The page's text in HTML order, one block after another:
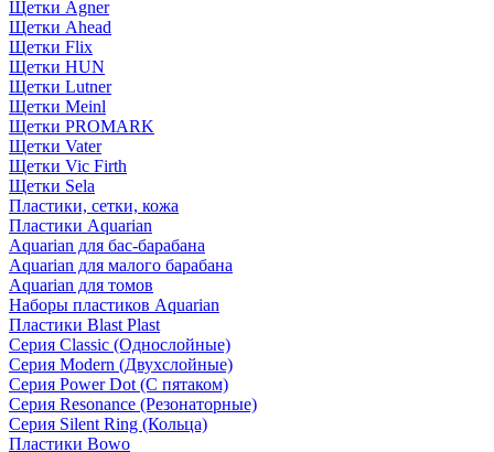
Щетки Agner
Щетки Ahead
Щетки Flix
Щетки HUN
Щетки Lutner
Щетки Meinl
Щетки PROMARK
Щетки Vater
Щетки Vic Firth
Щетки Sela
Пластики, сетки, кожа
Пластики Aquarian
Aquarian для бас-барабана
Aquarian для малого барабана
Aquarian для томов
Наборы пластиков Aquarian
Пластики Blast Plast
Серия Classic (Однослойные)
Серия Modern (Двухслойные)
Серия Power Dot (С пятаком)
Серия Resonance (Резонаторные)
Серия Silent Ring (Кольца)
Пластики Bowo